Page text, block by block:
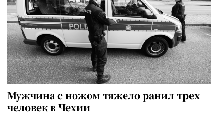
Мужчина с ножом тяжело ранил трех
человек в Чехии